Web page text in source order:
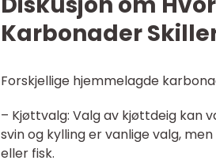
Karbonader
Forskjellige hjemmelagde
– Kjøttvalg: Valg av kjøttdeig kan
svin og kylling er vanlige valg,
eller fisk.